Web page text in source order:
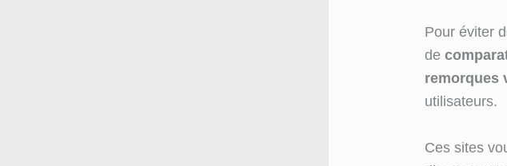
Pour éviter
de
remorques
utilisateurs.
Ces sites